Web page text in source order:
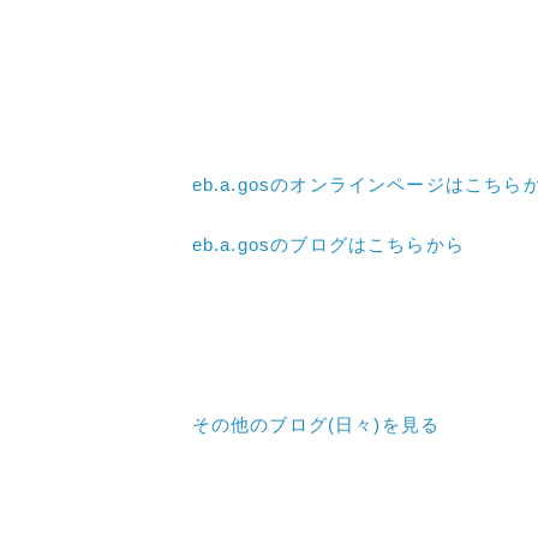
eb.a.gosのオンラインページはこちら
eb.a.gosのブログはこちらから
その他のブログ(日々) を見る